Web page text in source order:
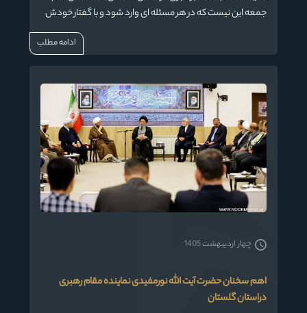
جمعه این نیست که در هر مسئله ای وارد شود و با گفتار خودش
مردم را از نظام و نماز جمعه جدا نماید وعامل شکاف در جامعه قرار
ادامه مطلب
اهم سخنان حضرت آیت الله نورمفیدی نماینده مقام رهبری
دراستان گلستان
چهار اردیبهشت 1405